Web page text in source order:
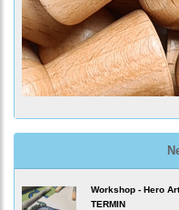
Workshop - Hero
TERMIN